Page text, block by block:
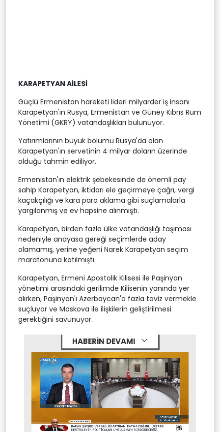
KARAPETYAN AİLESİ
Güçlü Ermenistan hareketi lideri milyarder iş insanı
Karapetyan'ın Rusya, Ermenistan ve Güney Kıbrıs Rum
Yönetimi (GKRY) vatandaşlıkları bulunuyor.
Yatırımlarının büyük bölümü Rusya'da olan
Karapetyan'ın servetinin 4 milyar doların üzerinde
olduğu tahmin ediliyor.
Ermenistan'ın elektrik şebekesinde de önemli pay
sahip Karapetyan, iktidarı ele geçirmeye çağrı, vergi
kaçakçılığı ve kara para aklama gibi suçlamalarla
yargılanmış ve ev hapsine alınmıştı.
Karapetyan, birden fazla ülke vatandaşlığı taşıması
nedeniyle anayasa gereği seçimlerde aday
olamamış, yerine yeğeni Narek Karapetyan seçim
maratonuna katılmıştı.
Karapetyan, Ermeni Apostolik Kilisesi ile Paşinyan
yönetimi arasındaki gerilimde Kilisenin yanında yer
alırken, Paşinyan'ı Azerbaycan'a fazla taviz vermekle
suçluyor ve Moskova ile ilişkilerin geliştirilmesi
gerektiğini savunuyor.
HABERİN DEVAMI